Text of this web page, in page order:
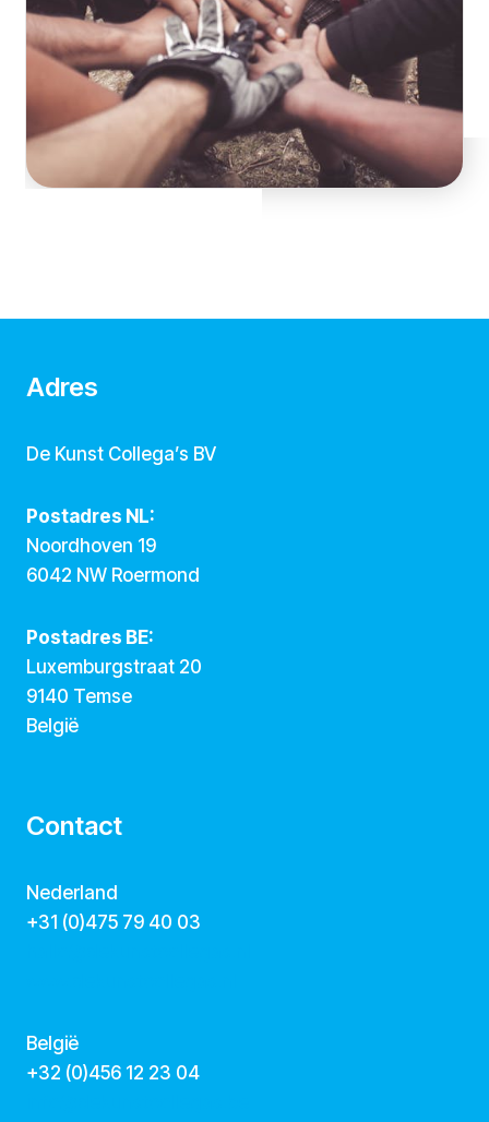
Adres
De Kunst Collega’s BV
Postadres NL:
Noordhoven 19
6042 NW Roermond
Postadres BE:
Luxemburgstraat 20
9140 Temse
België
Contact
Nederland
+31 (0)475 79 40 03
België
‭+32 (0)456 12 23 04‬